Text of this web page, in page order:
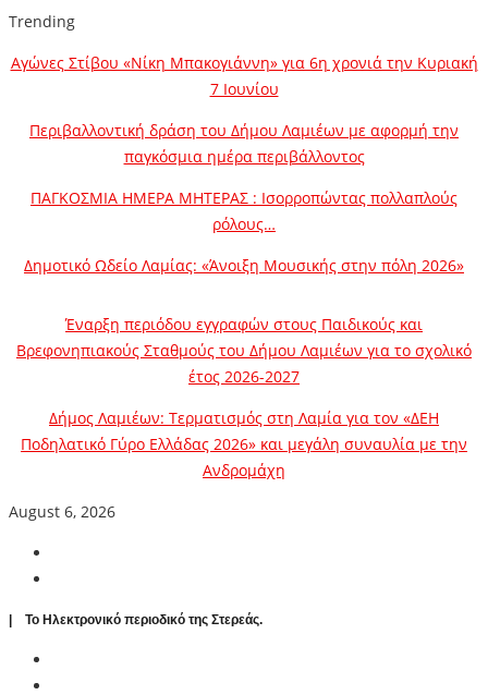
Trending
Αγώνες Στίβου «Νίκη Μπακογιάννη» για 6η χρονιά την Κυριακή
7 Ιουνίου
Περιβαλλοντική δράση του Δήμου Λαμιέων με αφορμή την
παγκόσμια ημέρα περιβάλλοντος
ΠΑΓΚΟΣΜΙΑ ΗΜΕΡΑ ΜΗΤΕΡΑΣ : Ισορροπώντας πολλαπλούς
ρόλους…
Δημοτικό Ωδείο Λαμίας: «Άνοιξη Μουσικής στην πόλη 2026»
Έναρξη περιόδου εγγραφών στους Παιδικούς και
Βρεφονηπιακούς Σταθμούς του Δήμου Λαμιέων για το σχολικό
έτος 2026-2027
Δήμος Λαμιέων: Τερματισμός στη Λαμία για τον «ΔΕΗ
Ποδηλατικό Γύρο Ελλάδας 2026» και μεγάλη συναυλία με την
Ανδρομάχη
August 6, 2026
| To Ηλεκτρονικό περιοδικό της Στερεάς.